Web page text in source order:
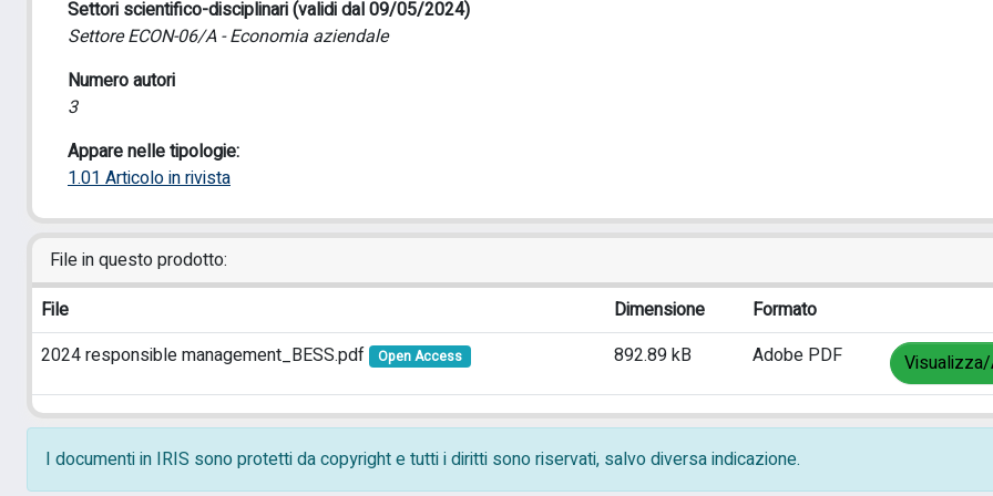
Settori scientifico-disciplinari (validi dal 09/05/2024)
Settore ECON-06/A - Economia aziendale
Numero autori
3
Appare nelle tipologie:
1.01 Articolo in rivista
File in questo prodotto:
File
Dimensione
Formato
2024 responsible management_BESS.pdf
Open Access 892.89 kB Adobe PDF
I documenti in IRIS sono protetti da copyright e tutti i diritti sono riservati, salvo diversa indicazione.